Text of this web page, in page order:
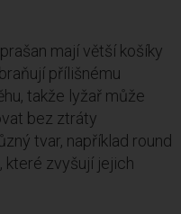
mají větší košíky
přílišnému
takže lyžař může
bez ztráty
tvar, například round
které zvyšují jejich